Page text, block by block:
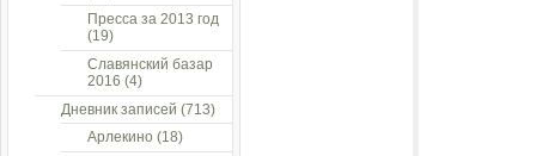
Пресса за 2013 год
(19)
Славянский базар
2016 (4)
Дневник записей (713)
Арлекино (18)